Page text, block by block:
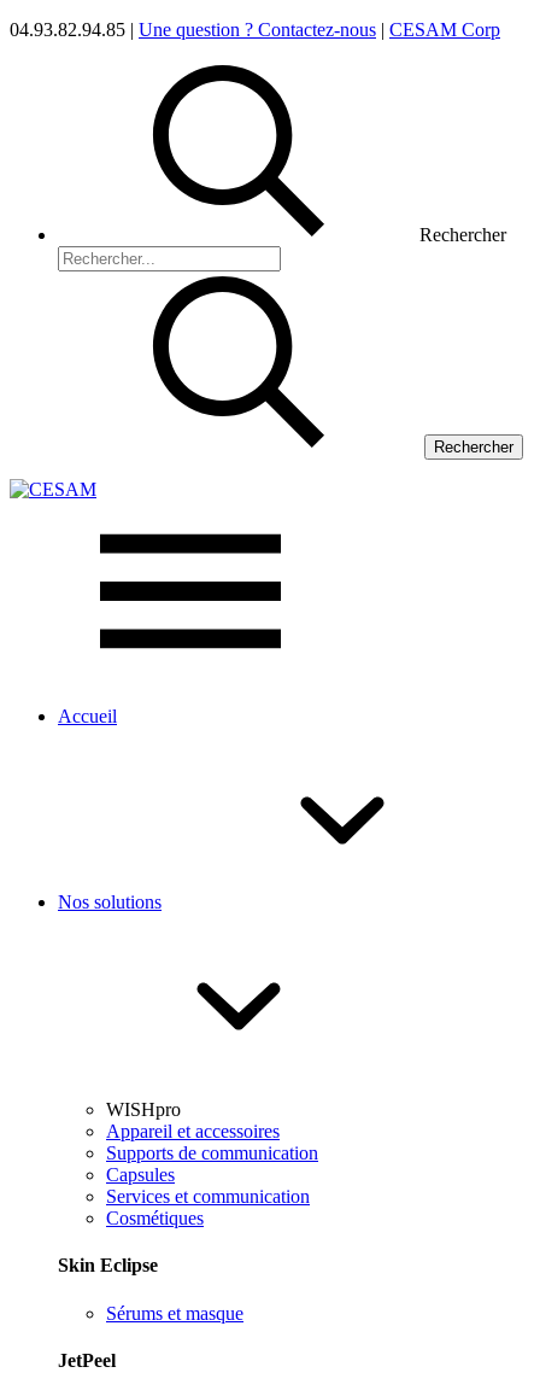
04.93.82.94.85 | Une question ? Contactez-nous | CESAM Corp
Rechercher
Rechercher
Accueil
Nos solutions
WISHpro
Appareil et accessoires
Supports de communication
Capsules
Services et communication
Cosmétiques
Skin Eclipse
Sérums et masque
JetPeel